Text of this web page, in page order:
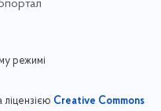
режимі
ліцензією Creative Commons